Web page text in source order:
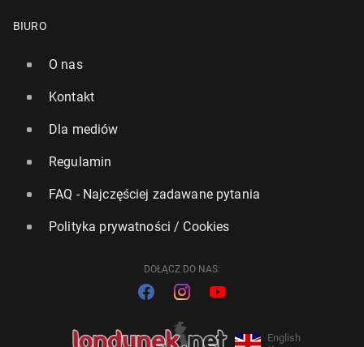
BIURO
O nas
Kontakt
Dla mediów
Regulamin
FAQ - Najczęściej zadawane pytania
Polityka prywatności / Cookies
DOŁĄCZ DO NAS:
English